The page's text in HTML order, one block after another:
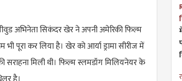
अभिनेता सिकंदर खेर ने अपनी अमेरिकी फिल्म
पूरा कर लिया है। खेर को आर्या ड्रामा सीरीज में
सराहना मिली थी। फिल्म स्लमडॉग मिलियनेयर के